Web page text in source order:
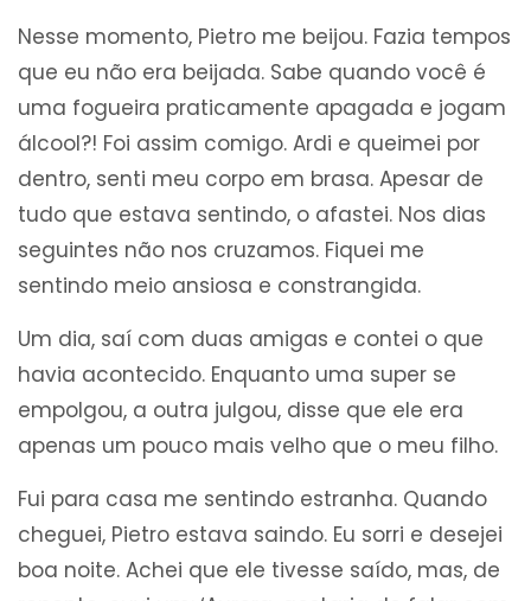
Nesse momento, Pietro me beijou. Fazia tempos
que eu não era beijada. Sabe quando você é
uma fogueira praticamente apagada e jogam
álcool?! Foi assim comigo. Ardi e queimei por
dentro, senti meu corpo em brasa. Apesar de
tudo que estava sentindo, o afastei. Nos dias
seguintes não nos cruzamos. Fiquei me
sentindo meio ansiosa e constrangida.
Um dia, saí com duas amigas e contei o que
havia acontecido. Enquanto uma super se
empolgou, a outra julgou, disse que ele era
apenas um pouco mais velho que o meu filho.
Fui para casa me sentindo estranha. Quando
cheguei, Pietro estava saindo. Eu sorri e desejei
boa noite. Achei que ele tivesse saído, mas, de